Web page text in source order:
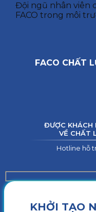
Đội ngũ nhân viên
FACO trong môi
FACO CHẤT
ĐƯỢC KHÁCH
VỀ CHẤT
Hotline hỗ
KHỞI TẠO